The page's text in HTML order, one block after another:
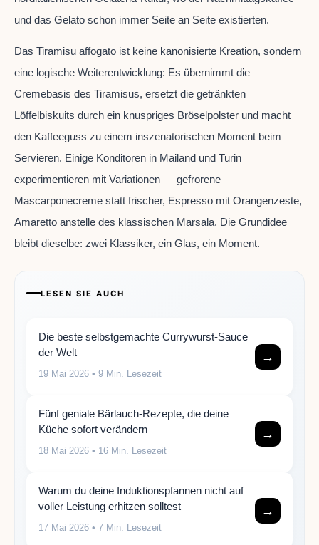
und das Gelato schon immer Seite an Seite existierten.
Das Tiramisu affogato ist keine kanonisierte Kreation, sondern
eine logische Weiterentwicklung: Es übernimmt die
Cremebasis des Tiramisus, ersetzt die getränkten
Löffelbiskuits durch ein knuspriges Bröselpolster und macht
den Kaffeeguss zu einem inszenatorischen Moment beim
Servieren. Einige Konditoren in Mailand und Turin
experimentieren mit Variationen — gefrorene
Mascarponecreme statt frischer, Espresso mit Orangenzeste,
Amaretto anstelle des klassischen Marsala. Die Grundidee
bleibt dieselbe: zwei Klassiker, ein Glas, ein Moment.
LESEN SIE AUCH
Die beste selbstgemachte Currywurst-Sauce
der Welt
19 Mai 2026 • 9 Min. Lesezeit
→
Fünf geniale Bärlauch-Rezepte, die deine
Küche sofort verändern
18 Mai 2026 • 16 Min. Lesezeit
→
Warum du deine Induktionspfannen nicht auf
voller Leistung erhitzen solltest
17 Mai 2026 • 7 Min. Lesezeit
→